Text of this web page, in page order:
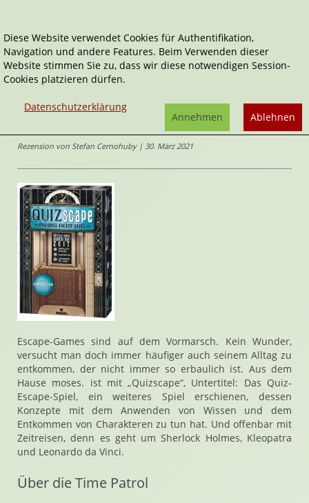
Home Spiele Quizscape
Quizscape
Das Quiz-Escape Spiel
Rezension von Stefan Cernohuby | 30. März 2021
Escape-Games sind auf dem Vormarsch. Kein Wunder,
versucht man doch immer häufiger auch seinem Alltag zu
entkommen, der nicht immer so erbaulich ist. Aus dem
Hause moses. ist mit „Quizscape“, Untertitel: Das Quiz-
Escape-Spiel, ein weiteres Spiel erschienen, dessen
Konzepte mit dem Anwenden von Wissen und dem
Entkommen von Charakteren zu tun hat. Und offenbar mit
Zeitreisen, denn es geht um Sherlock Holmes, Kleopatra
und Leonardo da Vinci.
Über die Time Patrol
Diese Website verwendet Cookies für Authentifikation,
Navigation und andere Features. Beim Verwenden dieser
Website stimmen Sie zu, dass wir diese notwendigen Session-
Cookies platzieren dürfen.
Datenschutzerklärung
Ablehnen
Annehmen